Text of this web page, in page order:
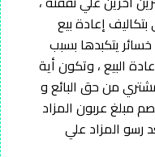
إعادة بيع
يتكبدها بسبب
البيع ، وتكون أية
من حق البائع و
مبلغ عربون المزاد
المزاد علي